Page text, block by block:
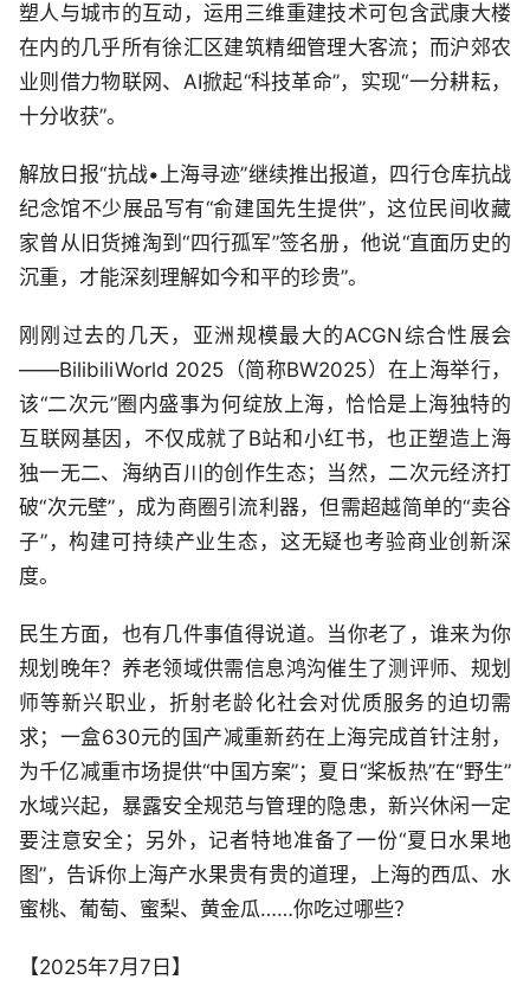
塑人与城市的互动，运用三维重建技术可包含武康大楼
在内的几乎所有徐汇区建筑精细管理大客流；而沪郊农
业则借力物联网、AI掀起“科技革命”，实现“一分耕耘，
十分收获”。
解放日报“抗战•上海寻迹”继续推出报道，四行仓库抗战
纪念馆不少展品写有“俞建国先生提供”，这位民间收藏
家曾从旧货摊淘到“四行孤军”签名册，他说“直面历史的
沉重，才能深刻理解如今和平的珍贵”。
刚刚过去的几天，亚洲规模最大的ACGN综合性展会
——BilibiliWorld 2025（简称BW2025）在上海举行，
该“二次元”圈内盛事为何绽放上海，恰恰是上海独特的
互联网基因，不仅成就了B站和小红书，也正塑造上海
独一无二、海纳百川的创作生态；当然，二次元经济打
破“次元壁”，成为商圈引流利器，但需超越简单的“卖谷
子”，构建可持续产业生态，这无疑也考验商业创新深
度。
民生方面，也有几件事值得说道。当你老了，谁来为你
规划晚年？养老领域供需信息鸿沟催生了测评师、规划
师等新兴职业，折射老龄化社会对优质服务的迫切需
求；一盒630元的国产减重新药在上海完成首针注射，
为千亿减重市场提供“中国方案”；夏日“桨板热”在“野生”
水域兴起，暴露安全规范与管理的隐患，新兴休闲一定
要注意安全；另外，记者特地准备了一份“夏日水果地
图”，告诉你上海产水果贵有贵的道理，上海的西瓜、水
蜜桃、葡萄、蜜梨、黄金瓜……你吃过哪些？
【2025年7月7日】